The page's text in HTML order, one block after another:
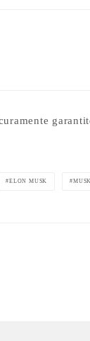
ELON MUSK MUSK